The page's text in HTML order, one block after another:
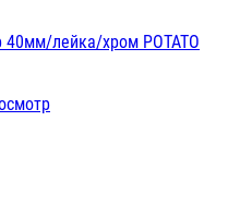
лейка/хром POTATO